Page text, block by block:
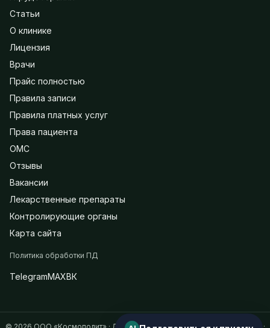
Статьи
О клинике
Лицензия
Врачи
Прайс полностью
Правила записи
Правила платных услуг
Права пациента
ОМС
Отзывы
Вакансии
Лекарственные препараты
Контролирующие органы
Карта сайта
Политика обработки ПД
TelegramMAXВК